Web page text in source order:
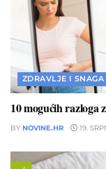
ZDRAVLJE I SNAGA
10 mogućih razloga
BY NOVINE.HR 19.